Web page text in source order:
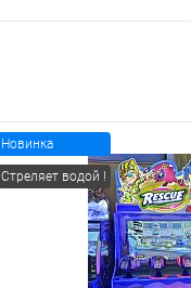
Новинка
Стреляет водой !